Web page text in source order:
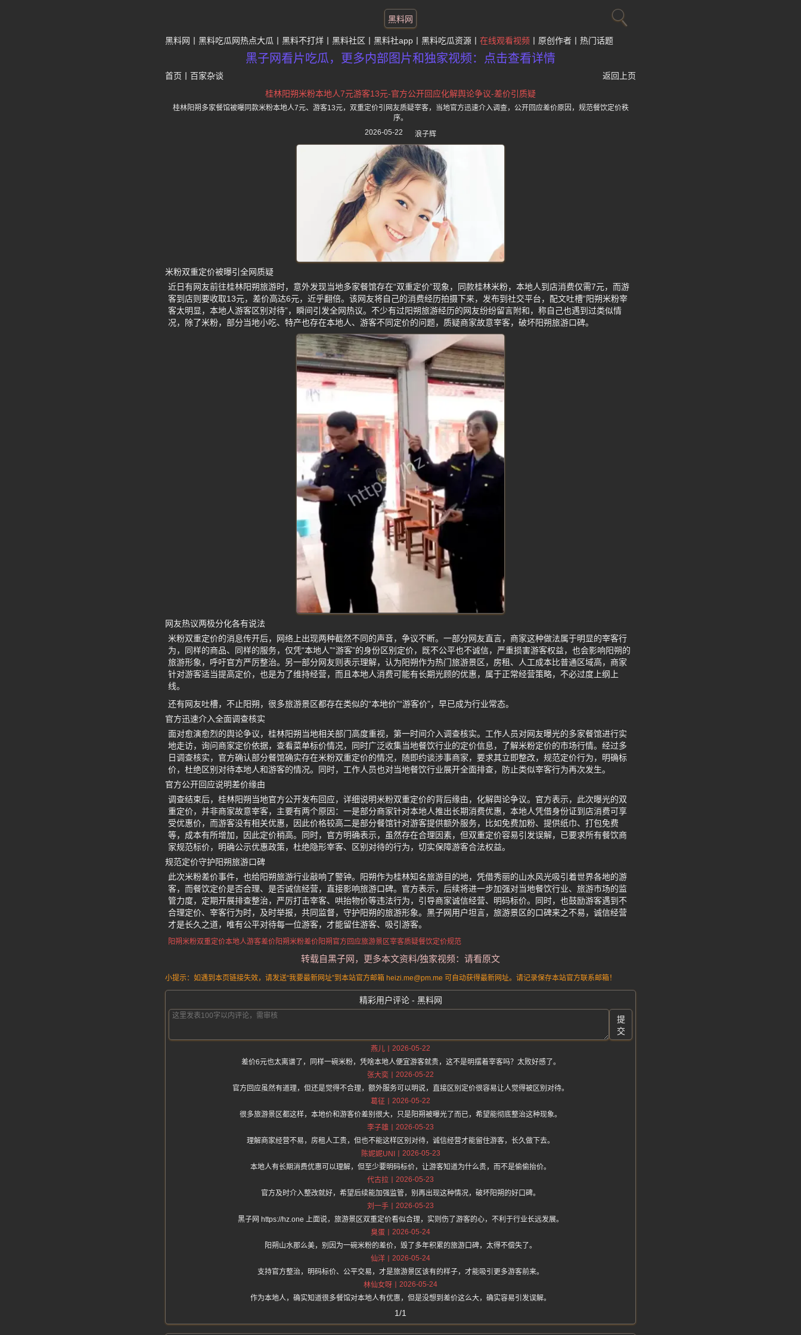
黑料网
黑料网 黑料吃瓜网热点大瓜 黑料不打烊 黑料社区 黑料社app 黑料吃瓜资源 在线观看视频 原创作者 热门话题
黑子网看片吃瓜，更多内部图片和独家视频：点击查看详情
首页 百家杂谈
返回上页
桂林阳朔米粉本地人7元游客13元-官方公开回应化解舆论争议-差价引质疑
桂林阳朔多家餐馆被曝同款米粉本地人7元、游客13元，双重定价引网友质疑宰客，当地官方迅速介入调查，公开回应差价原因，规范餐饮定价秩
序。
2026-05-22
浪子辉
米粉双重定价被曝引全网质疑
近日有网友前往桂林阳朔旅游时，意外发现当地多家餐馆存在“双重定价”现象，同款桂林米粉，本地人到店消费仅需7元，而游
客到店则要收取13元，差价高达6元，近乎翻倍。该网友将自己的消费经历拍摄下来，发布到社交平台，配文吐槽“阳朔米粉宰
客太明显，本地人游客区别对待”，瞬间引发全网热议。不少有过阳朔旅游经历的网友纷纷留言附和，称自己也遇到过类似情
况，除了米粉，部分当地小吃、特产也存在本地人、游客不同定价的问题，质疑商家故意宰客，破坏阳朔旅游口碑。
网友热议两极分化各有说法
米粉双重定价的消息传开后，网络上出现两种截然不同的声音，争议不断。一部分网友直言，商家这种做法属于明显的宰客行
为，同样的商品、同样的服务，仅凭“本地人”“游客”的身份区别定价，既不公平也不诚信，严重损害游客权益，也会影响阳朔的
旅游形象，呼吁官方严厉整治。另一部分网友则表示理解，认为阳朔作为热门旅游景区，房租、人工成本比普通区域高，商家
针对游客适当提高定价，也是为了维持经营，而且本地人消费可能有长期光顾的优惠，属于正常经营策略，不必过度上纲上
线。
还有网友吐槽，不止阳朔，很多旅游景区都存在类似的“本地价”“游客价”，早已成为行业常态。
官方迅速介入全面调查核实
面对愈演愈烈的舆论争议，桂林阳朔当地相关部门高度重视，第一时间介入调查核实。工作人员对网友曝光的多家餐馆进行实
地走访，询问商家定价依据，查看菜单标价情况，同时广泛收集当地餐饮行业的定价信息，了解米粉定价的市场行情。经过多
日调查核实，官方确认部分餐馆确实存在米粉双重定价的情况，随即约谈涉事商家，要求其立即整改，规范定价行为，明确标
价，杜绝区别对待本地人和游客的情况。同时，工作人员也对当地餐饮行业展开全面排查，防止类似宰客行为再次发生。
官方公开回应说明差价缘由
调查结束后，桂林阳朔当地官方公开发布回应，详细说明米粉双重定价的背后缘由，化解舆论争议。官方表示，此次曝光的双
重定价，并非商家故意宰客，主要有两个原因：一是部分商家针对本地人推出长期消费优惠，本地人凭借身份证到店消费可享
受优惠价，而游客没有相关优惠，因此价格较高二是部分餐馆针对游客提供额外服务，比如免费加粉、提供纸巾、打包免费
等，成本有所增加，因此定价稍高。同时，官方明确表示，虽然存在合理因素，但双重定价容易引发误解，已要求所有餐饮商
家规范标价，明确公示优惠政策，杜绝隐形宰客、区别对待的行为，切实保障游客合法权益。
规范定价守护阳朔旅游口碑
此次米粉差价事件，也给阳朔旅游行业敲响了警钟。阳朔作为桂林知名旅游目的地，凭借秀丽的山水风光吸引着世界各地的游
客，而餐饮定价是否合理、是否诚信经营，直接影响旅游口碑。官方表示，后续将进一步加强对当地餐饮行业、旅游市场的监
管力度，定期开展排查整治，严厉打击宰客、哄抬物价等违法行为，引导商家诚信经营、明码标价。同时，也鼓励游客遇到不
合理定价、宰客行为时，及时举报，共同监督，守护阳朔的旅游形象。黑子网用户坦言，旅游景区的口碑来之不易，诚信经营
才是长久之道，唯有公平对待每一位游客，才能留住游客、吸引游客。
阳朔米粉双重定价本地人游客差价阳朔米粉差价阳朔官方回应旅游景区宰客质疑餐饮定价规范
转载自黑子网，更多本文资料/独家视频：请看原文
小提示：如遇到本页链接失效，请发送“我要最新网址”到本站官方邮箱 heizi.me@pm.me 可自动获得最新网址。请记录保存本站官方联系邮箱！
精彩用户评论 - 黑料网
提
交
燕儿
2026-05-22
差价6元也太离谱了，同样一碗米粉，凭啥本地人便宜游客就贵，这不是明摆着宰客吗？太败好感了。
张大奕
2026-05-22
官方回应虽然有道理，但还是觉得不合理，额外服务可以明说，直接区别定价很容易让人觉得被区别对待。
葛征
2026-05-22
很多旅游景区都这样，本地价和游客价差别很大，只是阳朔被曝光了而已，希望能彻底整治这种现象。
李子雄
2026-05-23
理解商家经营不易，房租人工贵，但也不能这样区别对待，诚信经营才能留住游客，长久做下去。
陈妮妮UNI
2026-05-23
本地人有长期消费优惠可以理解，但至少要明码标价，让游客知道为什么贵，而不是偷偷抬价。
代古拉
2026-05-23
官方及时介入整改就好，希望后续能加强监管，别再出现这种情况，破坏阳朔的好口碑。
刘一手
2026-05-23
黑子网 https://hz.one 上面说，旅游景区双重定价看似合理，实则伤了游客的心，不利于行业长远发展。
臭蛋
2026-05-24
阳朔山水那么美，别因为一碗米粉的差价，毁了多年积累的旅游口碑，太得不偿失了。
仙洋
2026-05-24
支持官方整治，明码标价、公平交易，才是旅游景区该有的样子，才能吸引更多游客前来。
林仙女呀
2026-05-24
作为本地人，确实知道很多餐馆对本地人有优惠，但是没想到差价这么大，确实容易引发误解。
1/1